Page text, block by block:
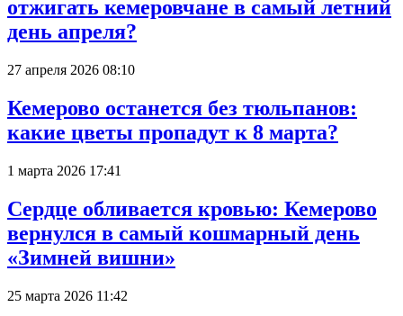
отжигать кемеровчане в самый летний
день апреля?
27 апреля 2026 08:10
Кемерово останется без тюльпанов:
какие цветы пропадут к 8 марта?
1 марта 2026 17:41
Сердце обливается кровью: Кемерово
вернулся в самый кошмарный день
«Зимней вишни»
25 марта 2026 11:42